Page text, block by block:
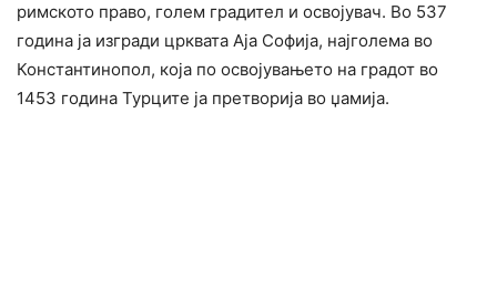
римското право, голем градител и освојувач. Во 537
година ја изгради црквата Аја Софија, најголема во
Константинопол, која по освојувањето на градот во
1453 година Турците ја претворија во џамија.